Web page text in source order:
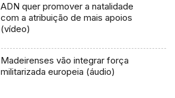
ADN quer promover a natalidade
com a atribuição de mais apoios
(vídeo)
Madeirenses vão integrar força
militarizada europeia (áudio)